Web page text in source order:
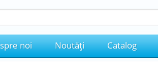
noi Noutăţi Catalog